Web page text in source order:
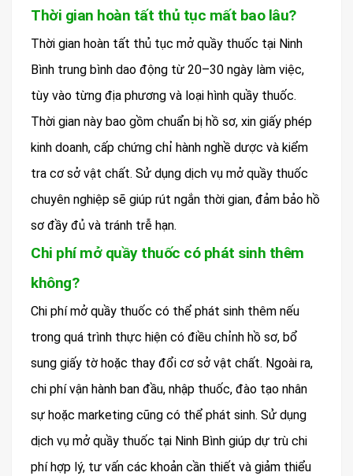
Thời gian hoàn tất thủ tục mất bao lâu?
Thời gian hoàn tất thủ tục mở quầy thuốc tại Ninh
Bình trung bình dao động từ 20–30 ngày làm việc,
tùy vào từng địa phương và loại hình quầy thuốc.
Thời gian này bao gồm chuẩn bị hồ sơ, xin giấy phép
kinh doanh, cấp chứng chỉ hành nghề dược và kiểm
tra cơ sở vật chất. Sử dụng dịch vụ mở quầy thuốc
chuyên nghiệp sẽ giúp rút ngắn thời gian, đảm bảo hồ
sơ đầy đủ và tránh trễ hạn.
Chi phí mở quầy thuốc có phát sinh thêm
không?
Chi phí mở quầy thuốc có thể phát sinh thêm nếu
trong quá trình thực hiện có điều chỉnh hồ sơ, bổ
sung giấy tờ hoặc thay đổi cơ sở vật chất. Ngoài ra,
chi phí vận hành ban đầu, nhập thuốc, đào tạo nhân
sự hoặc marketing cũng có thể phát sinh. Sử dụng
dịch vụ mở quầy thuốc tại Ninh Bình giúp dự trù chi
phí hợp lý, tư vấn các khoản cần thiết và giảm thiểu